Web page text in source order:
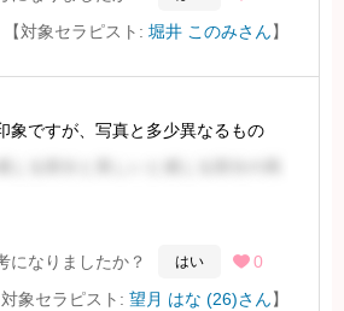
ンです。インターホンを
を見るには会員登録
【対象セラピスト: 堀井 このみさん】
象ですが、写真と多少異なるもの
外見でがっかりされる方はまずいら
ます。体型は普通体型で、
になりましたか？ はい  0
対象セラピスト: 望月 はな (26)さん】